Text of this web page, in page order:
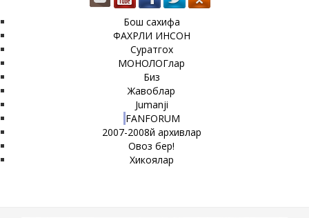
Бош сахифа
ФАХРЛИ ИНСОН
Суратгох
МОНОЛОГлар
Биз
Жавоблар
Jumanji
FANFORUM
2007-2008й архивлар
Овоз бер!
Хикоялар